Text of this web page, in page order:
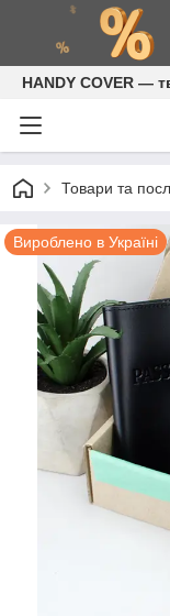
HANDY COVER —
Товари та
Вироблено в Україні